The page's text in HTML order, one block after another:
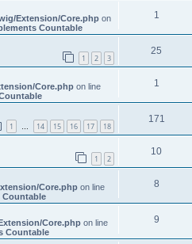
Extension/Core.phpon
Countable
1
1 2 3
25
Core.phpon line
1
1 14 15 16 17 18
171
1 2
10
Core.phpon line
Countable
8
Core.phpon line
Countable
9